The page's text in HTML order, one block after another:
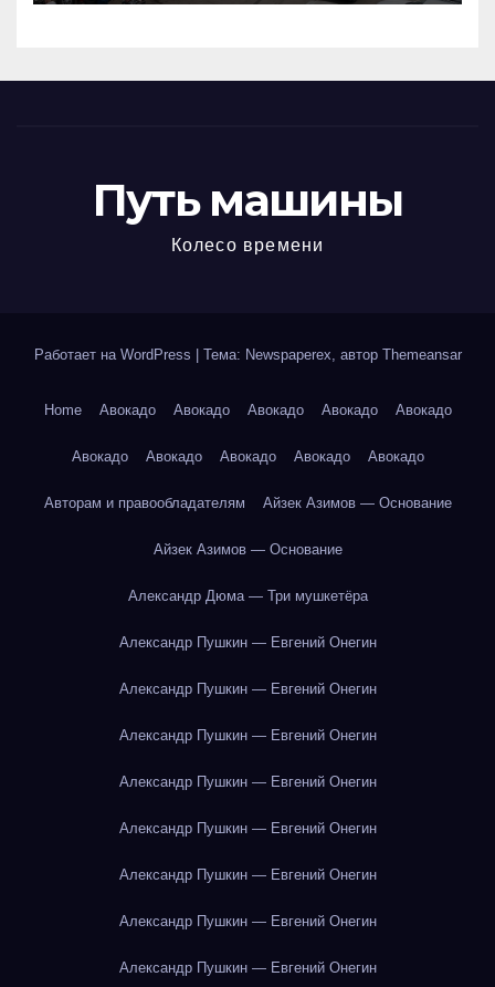
Путь машины
Колесо времени
Работает на WordPress Тема: Newspaperex, автор Themeansar
Home Авокадо Авокадо Авокадо Авокадо Авокадо
Авокадо Авокадо Авокадо Авокадо Авокадо
Авторам и правообладателям Айзек Азимов — Основание
Айзек Азимов — Основание
Александр Дюма — Три мушкетёра
Александр Пушкин — Евгений Онегин
Александр Пушкин — Евгений Онегин
Александр Пушкин — Евгений Онегин
Александр Пушкин — Евгений Онегин
Александр Пушкин — Евгений Онегин
Александр Пушкин — Евгений Онегин
Александр Пушкин — Евгений Онегин
Александр Пушкин — Евгений Онегин